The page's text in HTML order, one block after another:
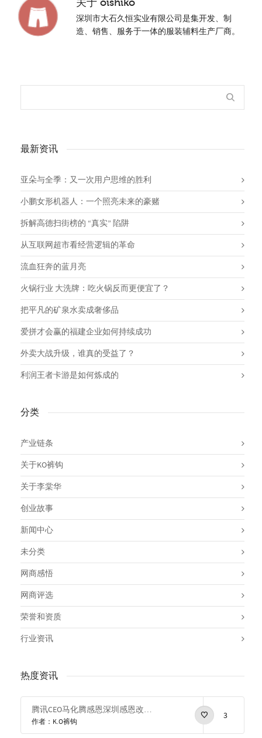
关于 oishiko
深圳市大石久恒实业有限公司是集开发、制
造、销售、服务于一体的服装辅料生产厂商。
最新资讯
亚朵与全季：又一次用户思维的胜利
小鹏女形机器人：一个照亮未来的豪赌
拆解高德扫街榜的 “真实” 陷阱
从互联网超市看经营逻辑的革命
流血狂奔的蓝月亮
火锅行业 大洗牌：吃火锅反而更便宜了？
把平凡的矿泉水卖成奢侈品
爱拼才会赢的福建企业如何持续成功
外卖大战升级，谁真的受益了？
利润王者卡游是如何炼成的
分类
产业链条
关于KO裤钩
关于李棠华
创业故事
新闻中心
未分类
网商感悟
网商评选
荣誉和资质
行业资讯
热度资讯
腾讯CEO马化腾感恩深圳感恩改革开放
作者：K.O裤钩
3